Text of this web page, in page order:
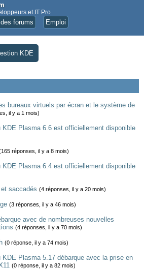
et IT Pro
forums Emploi
KDE
bureaux virtuels par écran et le système de
il y a 1 mois)
KDE Plasma 6.6 est officiellement disponible
réponses, il y a 8 mois)
KDE Plasma 6.4 est officiellement disponible
saccadés (4 réponses, il y a 20 mois)
(3 réponses, il y a 46 mois)
avec de nombreuses nouvelles
(4 réponses, il y a 70 mois)
(0 réponse, il y a 74 mois)
KDE Plasma 5.17 débarque avec la prise en
(0 réponse, il y a 82 mois)